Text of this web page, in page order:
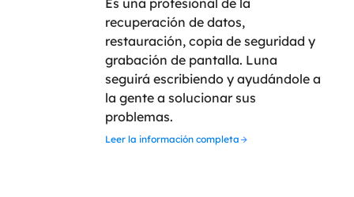
recuperación de datos,
restauración, copia de seguridad y
grabación de pantalla. Luna
seguirá escribiendo y ayudándole a
la gente a solucionar sus
problemas.
Leer la información completa